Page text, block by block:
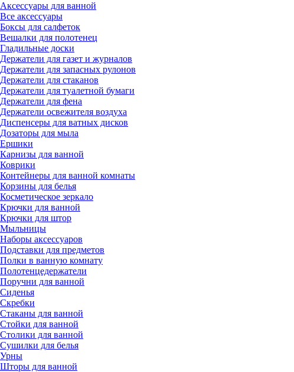
Аксессуары для ванной
Все аксессуары
Боксы для салфеток
Вешалки для полотенец
Гладильные доски
Держатели для газет и журналов
Держатели для запасных рулонов
Держатели для стаканов
Держатели для туалетной бумаги
Держатели для фена
Держатели освежителя воздуха
Диспенсеры для ватных дисков
Дозаторы для мыла
Ершики
Карнизы для ванной
Коврики
Контейнеры для ванной комнаты
Корзины для белья
Косметическое зеркало
Крючки для ванной
Крючки для штор
Мыльницы
Наборы аксессуаров
Подставки для предметов
Полки в ванную комнату
Полотенцедержатели
Поручни для ванной
Сиденья
Скребки
Стаканы для ванной
Стойки для ванной
Столики для ванной
Сушилки для белья
Урны
Шторы для ванной